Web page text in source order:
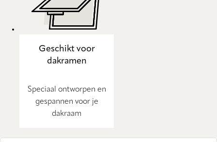
Geschikt voor
dakramen
Speciaal ontworpen en
gespannen voor je
dakraam